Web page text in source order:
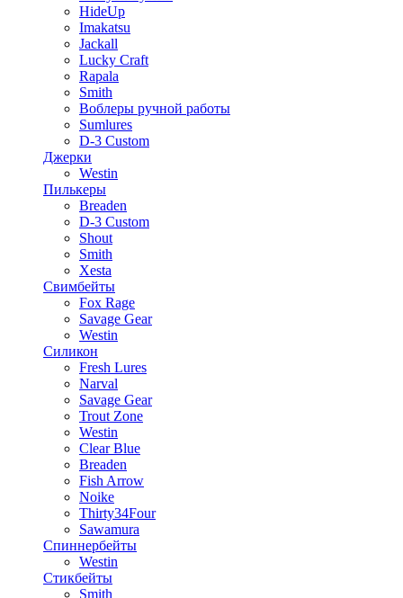
HideUp
Imakatsu
Jackall
Lucky Craft
Rapala
Smith
Воблеры ручной работы
Sumlures
D-3 Custom
Джерки
Westin
Пилькеры
Breaden
D-3 Custom
Shout
Smith
Xesta
Свимбейты
Fox Rage
Savage Gear
Westin
Силикон
Fresh Lures
Narval
Savage Gear
Trout Zone
Westin
Clear Blue
Breaden
Fish Arrow
Noike
Thirty34Four
Sawamura
Спиннербейты
Westin
Стикбейты
Smith